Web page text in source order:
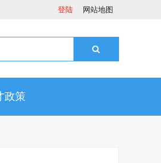
登陆 网站地图
政策